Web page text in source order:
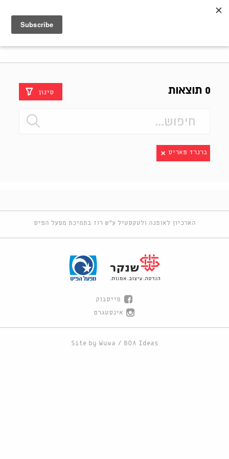
0 תוצאות סינון
ברנרד פאריס
הארכיון לאופנה ולטקסטיל ע"ש רוז בתמיכת מפעל הפיס
פייסבוק
אינסטגרם
Site by Wuwa / BOA Ideas